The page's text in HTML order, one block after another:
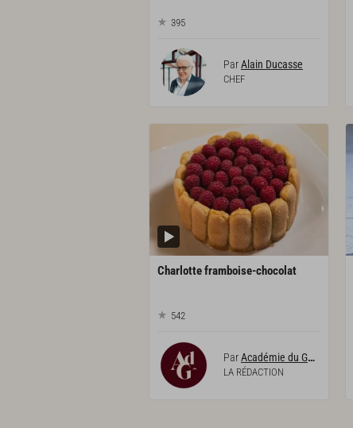
395
ParAlain Ducasse
CHEF
Charlotteframboise-chocolat
542
ParAcadémie du Goût
LA RÉDACTION